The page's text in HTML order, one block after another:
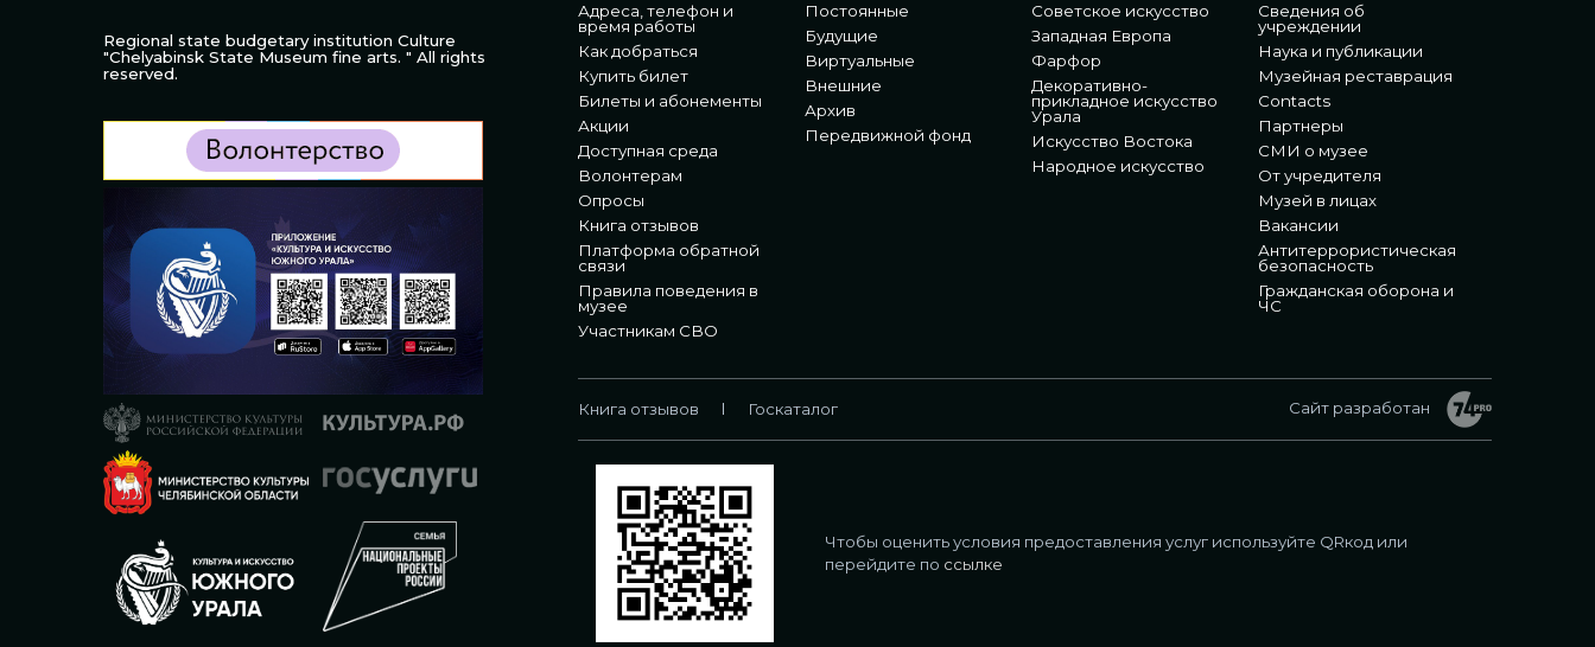
Regional state budgetary institution Culture
"Chelyabinsk State Museum fine arts. " All rights
reserved.
Адреса, телефон и
время работы
Как добраться
Купить билет
Билеты и абонементы
Акции
Доступная среда
Волонтерам
Опросы
Книга отзывов
Платформа обратной
связи
Правила поведения в
музее
Участникам СВО
Постоянные
Будущие
Виртуальные
Внешние
Архив
Передвижной фонд
Советское искусство
Западная Европа
Фарфор
Декоративно-
прикладное искусство
Урала
Искусство Востока
Народное искусство
Сведения об
учреждении
Наука и публикации
Музейная реставрация
Contacts
Партнеры
СМИ о музее
От учредителя
Музей в лицах
Вакансии
Антитеррористическая
безопасность
Гражданская оборона и
ЧС
Сайт разработан
Книга отзывов Госкаталог
Чтобы оценить условия предоставления услуг используйте QRкод или
перейдите по ссылке